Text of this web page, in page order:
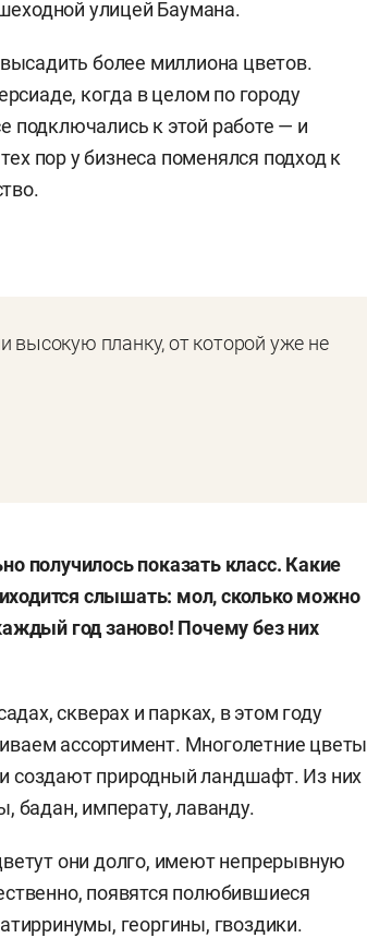
улицей Баумана.
более миллиона цветов.
когда в целом по городу
подключались к этой работе — и
пор у бизнеса поменялся подход к
высокую планку, от которой уже не
получилось показать класс. Какие
слышать: мол, сколько можно
год заново! Почему без них
скверах и парках, в этом году
ассортимент. Многолетние цветы
создают природный ландшафт. Из них
бадан, императу, лаванду.
они долго, имеют непрерывную
появятся полюбившиеся
георгины, гвоздики.